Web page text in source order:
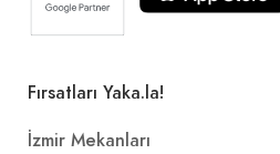
Fırsatları Yaka.la!
İzmir Mekanları